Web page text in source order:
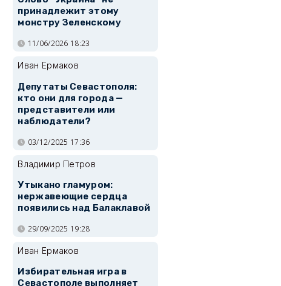
принадлежит этому
монстру Зеленскому
11/06/2026 18:23
Иван Ермаков
Депутаты Севастополя:
кто они для города —
представители или
наблюдатели?
03/12/2025 17:36
Владимир Петров
Утыкано гламуром:
нержавеющие сердца
появились над Балаклавой
29/09/2025 19:28
Иван Ермаков
Избирательная игра в
Севастополе выполняет